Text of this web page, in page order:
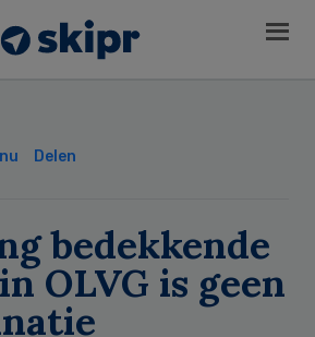
Delen
bedekkende
OLVG is geen